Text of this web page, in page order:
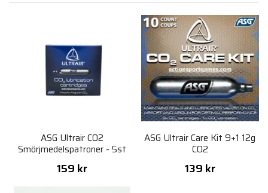
ASG Ultrair CO2
Smörjmedelspatroner - 5st
159 kr
ASG Ultrair Care Kit 9+1 12g
CO2
139 kr